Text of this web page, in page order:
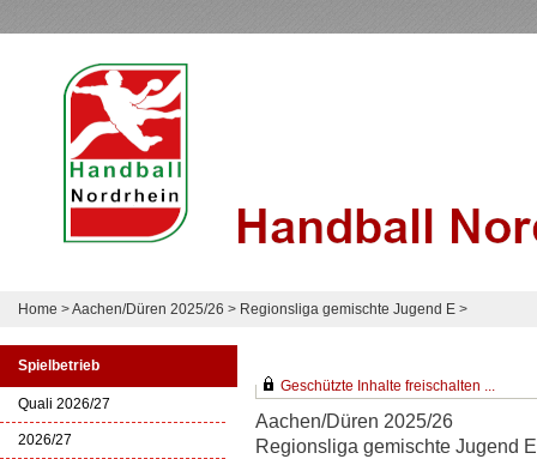
Home >Aachen/Düren 2025/26 > Regionsliga gemischte Jugend E >
Spielbetrieb
Quali 2026/27
2026/27
Geschützte Inhalte freischalten ...
Aachen/Düren 2025/26
Regionsliga gemischte Jugend E